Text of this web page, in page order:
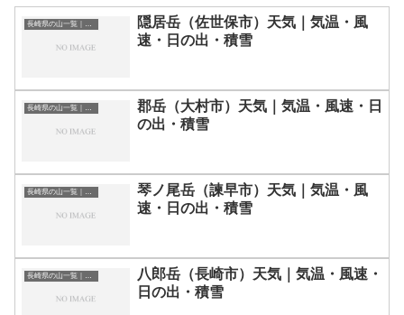
長崎県の山一覧｜標高順・標高の高い山ランキング
隠居岳（佐世保市）天気｜気温・風
速・日の出・積雪
長崎県の山一覧｜標高順・標高の高い山ランキング
郡岳（大村市）天気｜気温・風速・日
の出・積雪
長崎県の山一覧｜標高順・標高の高い山ランキング
琴ノ尾岳（諫早市）天気｜気温・風
速・日の出・積雪
八郎岳（長崎市）天気｜気温・風速・
日の出・積雪